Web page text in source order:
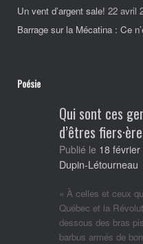
Un vent d’argent sale! 22 avril
Barrage sur la Mécatina : Ce
Poésie
Qui sont ces
d’êtres
Publié le 18 février
Dupin-Létourneau
« À celles et ceux
Québec et la
dessous des bras
barbus armés de